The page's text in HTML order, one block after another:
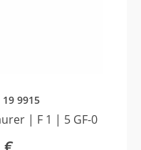
9915
| F 1 | 5 GF-0